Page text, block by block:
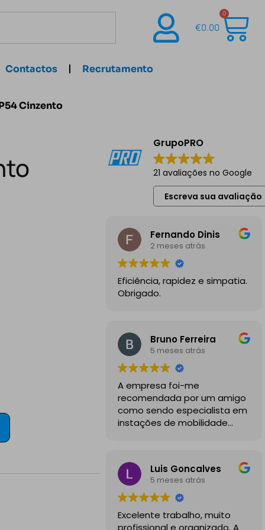
€0.00
0
Contactos Recrutamento
Cinzento
GrupoPRO
21 avaliações no Google
Escreva sua avaliação
Fernando Dinis
2 meses atrás
Eficiência, rapidez e simpatia.
Obrigado.
Bruno Ferreira
5 meses atrás
A empresa foi-me
recomendada por um amigo
como sendo especialista em
instações de mobilidade
profissionais, comunicativos e
disponiveis para todas as
minhas dúvidas.
A instalação de tomada
reforçada em garagem
Luis Goncalves
5 meses atrás
Excelente trabalho, muito
profissional e organizado. A